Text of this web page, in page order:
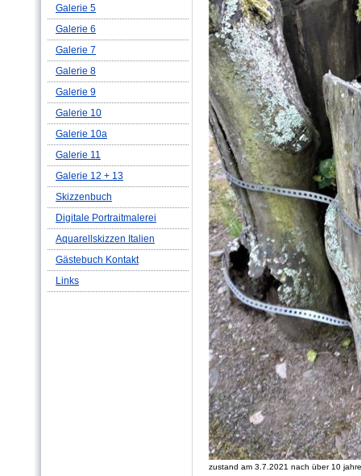
Galerie 5
Galerie 6
Galerie 7
Galerie 8
Galerie 9
Galerie 10
Galerie 10a
Galerie 11
Galerie 12 + 13
Skizzenbuch
Digitale Portraitmalerei
Aquarellskizzen Italien
Gästebuch Kontakt
Links
zustand am 3.7.2021 nach über 10